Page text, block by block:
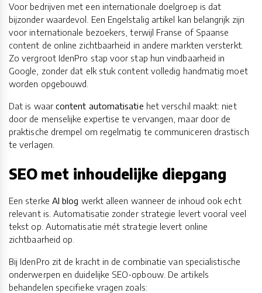
Voor bedrijven met een internationale doelgroep is dat
bijzonder waardevol. Een Engelstalig artikel kan belangrijk zijn
voor internationale bezoekers, terwijl Franse of Spaanse
content de online zichtbaarheid in andere markten versterkt.
Zo vergroot IdenPro stap voor stap hun vindbaarheid in
Google, zonder dat elk stuk content volledig handmatig moet
worden opgebouwd.
Dat is waar content automatisatie het verschil maakt: niet
door de menselijke expertise te vervangen, maar door de
praktische drempel om regelmatig te communiceren drastisch
te verlagen.
SEO met inhoudelijke diepgang
Een sterke AI blog werkt alleen wanneer de inhoud ook echt
relevant is. Automatisatie zonder strategie levert vooral veel
tekst op. Automatisatie mét strategie levert online
zichtbaarheid op.
Bij IdenPro zit de kracht in de combinatie van specialistische
onderwerpen en duidelijke SEO-opbouw. De artikels
behandelen specifieke vragen zoals: